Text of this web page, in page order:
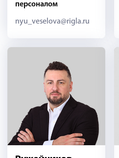
персоналом
nyu_veselova@rigla.ru